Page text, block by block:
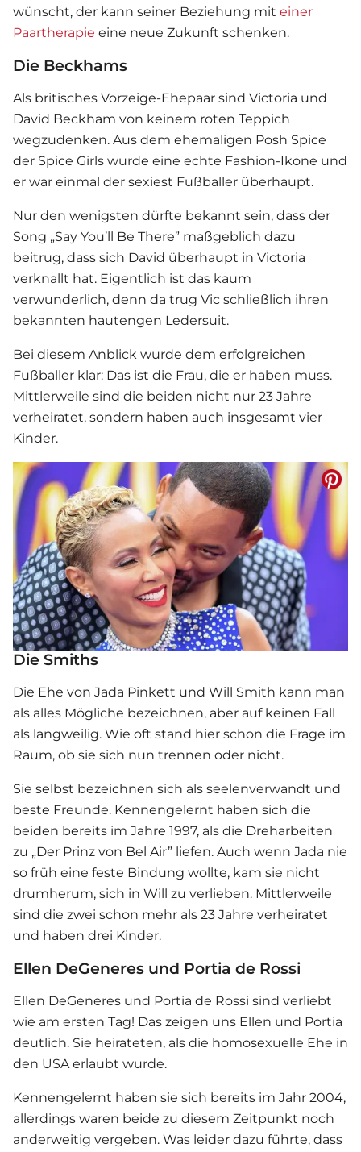
wünscht, der kann seiner Beziehung mit einer
Paartherapie eine neue Zukunft schenken.
Die Beckhams
Als britisches Vorzeige-Ehepaar sind Victoria und
David Beckham von keinem roten Teppich
wegzudenken. Aus dem ehemaligen Posh Spice
der Spice Girls wurde eine echte Fashion-Ikone und
er war einmal der sexiest Fußballer überhaupt.
Nur den wenigsten dürfte bekannt sein, dass der
Song „Say You’ll Be There” maßgeblich dazu
beitrug, dass sich David überhaupt in Victoria
verknallt hat. Eigentlich ist das kaum
verwunderlich, denn da trug Vic schließlich ihren
bekannten hautengen Ledersuit.
Bei diesem Anblick wurde dem erfolgreichen
Fußballer klar: Das ist die Frau, die er haben muss.
Mittlerweile sind die beiden nicht nur 23 Jahre
verheiratet, sondern haben auch insgesamt vier
Kinder.
Die Smiths
Die Ehe von Jada Pinkett und Will Smith kann man
als alles Mögliche bezeichnen, aber auf keinen Fall
als langweilig. Wie oft stand hier schon die Frage im
Raum, ob sie sich nun trennen oder nicht.
Sie selbst bezeichnen sich als seelenverwandt und
beste Freunde. Kennengelernt haben sich die
beiden bereits im Jahre 1997, als die Dreharbeiten
zu „Der Prinz von Bel Air” liefen. Auch wenn Jada nie
so früh eine feste Bindung wollte, kam sie nicht
drumherum, sich in Will zu verlieben. Mittlerweile
sind die zwei schon mehr als 23 Jahre verheiratet
und haben drei Kinder.
Ellen DeGeneres und Portia de Rossi
Ellen DeGeneres und Portia de Rossi sind verliebt
wie am ersten Tag! Das zeigen uns Ellen und Portia
deutlich. Sie heirateten, als die homosexuelle Ehe in
den USA erlaubt wurde.
Kennengelernt haben sie sich bereits im Jahr 2004,
allerdings waren beide zu diesem Zeitpunkt noch
anderweitig vergeben. Was leider dazu führte, dass